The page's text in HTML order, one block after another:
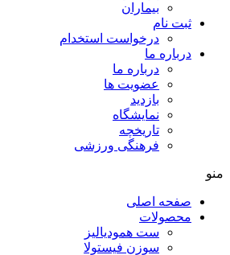
بيماران
ثبت نام
درخواست استخدام
درباره ما
درباره ما
عضویت ها
بازدید
نمایشگاه
تاريخچه
فرهنگی ورزشی
منو
صفحه اصلی
محصولات
ست همودیالیز
سوزن فیستولا